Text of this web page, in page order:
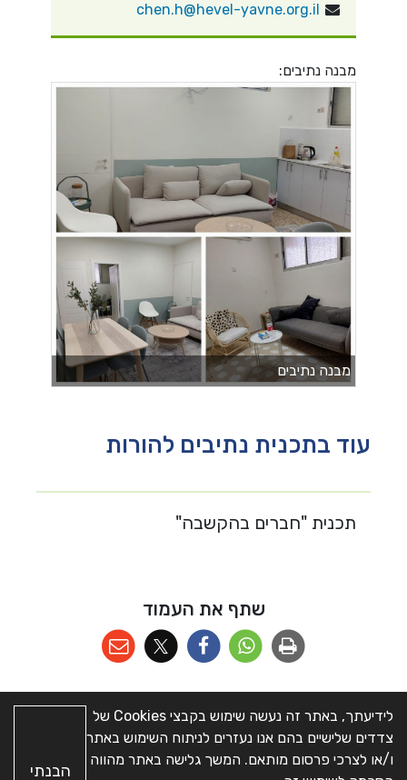
chen.h@hevel-yavne.org.il
מבנה נתיבים:
מבנה נתיבים
עוד בתכנית נתיבים להורות
תכנית "חברים בהקשבה"
שתף את העמוד
מפת האתר | הצהרת
כל הזכויות שמורות © מועצה
לידיעתך, באתר זה נעשה שימוש בקבצי Cookies של
צדדים שלישיים בהם אנו נעזרים לניתוח השימוש באתר
ו/או לצרכי פרסום מותאם. המשך גלישה באתר מהווה
הבנתי